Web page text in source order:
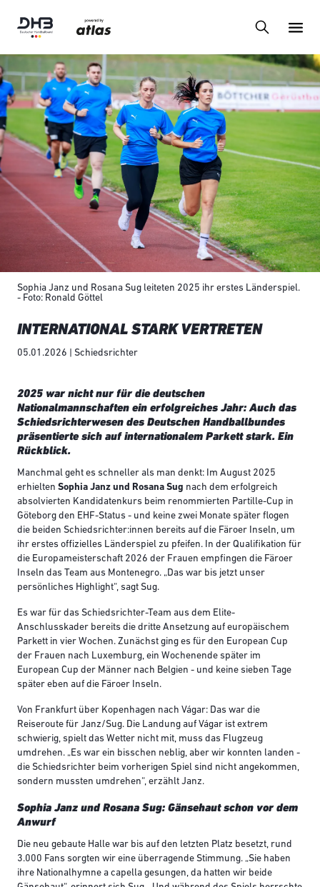
Sophia Janz und Rosana Sug leiteten 2025 ihr erstes Länderspiel.
- Foto: Ronald Göttel
INTERNATIONAL STARK VERTRETEN
05.01.2026 | Schiedsrichter
2025 war nicht nur für die deutschen
Nationalmannschaften ein erfolgreiches Jahr: Auch das
Schiedsrichterwesen des Deutschen Handballbundes
präsentierte sich auf internationalem Parkett stark. Ein
Rückblick.
Manchmal geht es schneller als man denkt: Im August 2025
erhielten Sophia Janz und Rosana Sug nach dem erfolgreich
absolvierten Kandidatenkurs beim renommierten Partille-Cup in
Göteborg den EHF-Status - und keine zwei Monate später flogen
die beiden Schiedsrichter:innen bereits auf die Färoer Inseln, um
ihr erstes offizielles Länderspiel zu pfeifen. In der Qualifikation für
die Europameisterschaft 2026 der Frauen empfingen die Färoer
Inseln das Team aus Montenegro. „Das war bis jetzt unser
persönliches Highlight“, sagt Sug.
Es war für das Schiedsrichter-Team aus dem Elite-
Anschlusskader bereits die dritte Ansetzung auf europäischem
Parkett in vier Wochen. Zunächst ging es für den European Cup
der Frauen nach Luxemburg, ein Wochenende später im
European Cup der Männer nach Belgien - und keine sieben Tage
später eben auf die Färoer Inseln.
Von Frankfurt über Kopenhagen nach Vágar: Das war die
Reiseroute für Janz/Sug. Die Landung auf Vágar ist extrem
schwierig, spielt das Wetter nicht mit, muss das Flugzeug
umdrehen. „Es war ein bisschen neblig, aber wir konnten landen -
die Schiedsrichter beim vorherigen Spiel sind nicht angekommen,
sondern mussten umdrehen“, erzählt Janz.
Sophia Janz und Rosana Sug: Gänsehaut schon vor dem
Anwurf
Die neu gebaute Halle war bis auf den letzten Platz besetzt, rund
3.000 Fans sorgten wir eine überragende Stimmung. „Sie haben
ihre Nationalhymne a capella gesungen, da hatten wir beide